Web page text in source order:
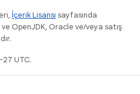
İçerik Lisansı sayfasında
OpenJDK, Oracle ve/veya satış
UTC.